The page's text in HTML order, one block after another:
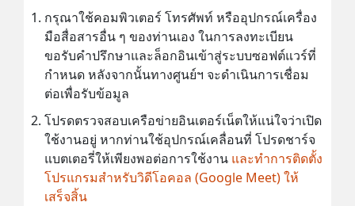
กรุณาใช้คอมพิวเตอร์ โทรศัพท์ หรืออุปกรณ์เครื่อง
มือสื่อสารอื่น ๆ ของท่านเอง ในการลงทะเบียน
ขอรับคำปรึกษาและล็อกอินเข้าสู่ระบบซอฟต์แวร์ที่
กำหนด หลังจากนั้นทางศูนย์ฯ จะดำเนินการเชื่อม
ต่อเพื่อรับข้อมูล
โปรดตรวจสอบเครือข่ายอินเตอร์เน็ตให้แน่ใจว่าเปิด
ใช้งานอยู่ หากท่านใช้อุปกรณ์เคลื่อนที่ โปรดชาร์จ
แบตเตอรี่ให้เพียงพอต่อการใช้งาน และทำการติดตั้ง
โปรแกรมสำหรับวิดีโอคอล (Google Meet) ให้
เสร็จสิ้น